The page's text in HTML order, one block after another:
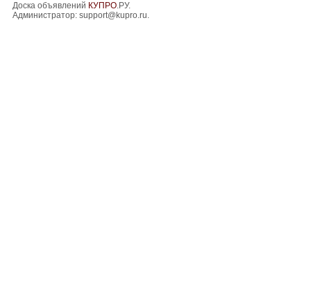
Доска объявлений КУПРО.РУ.
Администратор: support@kupro.ru.